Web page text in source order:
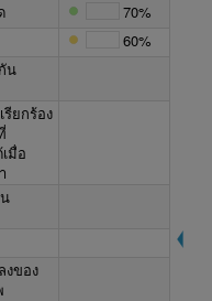
70%
60%
น
รียกร้อง
มื่อ
งของ